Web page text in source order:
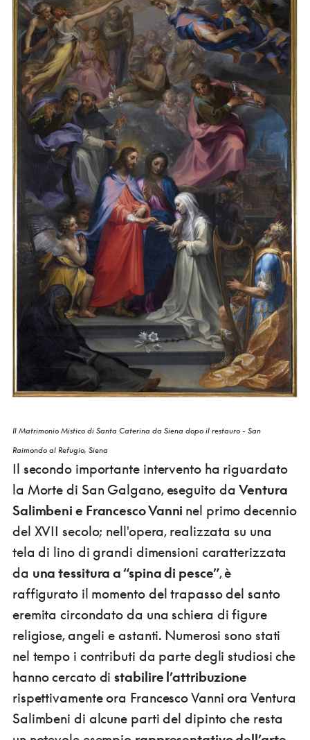
Il Matrimonio Mistico di Santa Caterina da Siena dopo il restauro - San
Raimondo al Refugio, Siena
Il secondo importante intervento ha riguardato
la Morte di San Galgano, eseguito daVentura
Salimbeni e Francesco Vanni nel primo decennio
del XVII secolo; nell'opera, realizzata su una
tela di lino di grandi dimensioni caratterizzata
da una tessitura a “spina di pesce”, è
raffigurato il momento del trapasso del santo
eremita circondato da una schiera di figure
religiose, angeli e astanti. Numerosi sono stati
nel tempo i contributi da parte degli studiosi che
hanno cercato distabilire l’attribuzione
rispettivamente ora Francesco Vanni ora Ventura
Salimbeni di alcune parti del dipinto che resta